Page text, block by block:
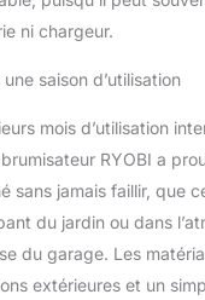
ni chargeur.
saison d’utilisation
mois d’utilisation
RYOBI a
sans jamais faillir, que
du jardin ou dans
du garage. Les
extérieures et un